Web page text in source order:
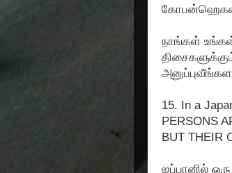
கோபன்ஹெகன்
நாங்கள்
15. In a
PERSONS
BUT THEIR
ஜப்பானில்